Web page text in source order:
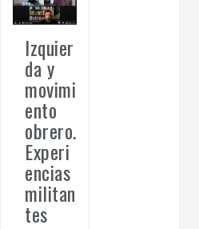
Izquier
da y
movimi
ento
obrero.
Experi
encias
militan
tes